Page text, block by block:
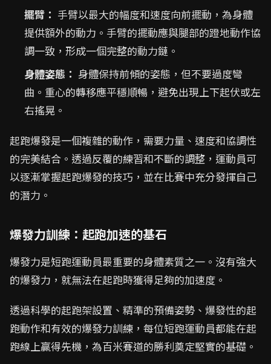
擺臂： 手臂以最大的幅度和速度向前擺動，為身體
提供額外的動力。手臂的擺動應與腿部的蹬地動作協
調一致，形成一個完整的動力鏈。
身體姿態： 身體保持前傾的姿態，但不要過度彎
曲。重心的轉移應平穩順暢，避免出現上下起伏或左
右搖晃。
起跑爆發是一個複雜的動作，需要力量、速度和協調性
的完美結合。透過反覆的練習和不斷的調整，運動員可
以逐漸掌握起跑爆發的技巧，並在比賽中充分發揮自己
的潛力。
爆發力訓練：起跑加速的基石
爆發力是短跑運動員最重要的身體素質之一。沒有強大
的爆發力，就無法在起跑時獲得足夠的加速度。
透過科學的起跑架設置、精準的預備姿勢、爆發性的起
跑動作和有效的爆發力訓練，每位短跑運動員都能在起
跑線上贏得先機，為百米賽道的勝利奠定堅實的基礎。